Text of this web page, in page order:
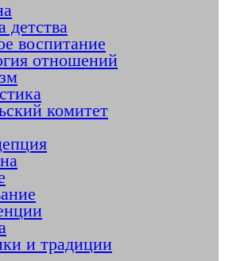
детства
воспитание
отношений
комитет
и традиции